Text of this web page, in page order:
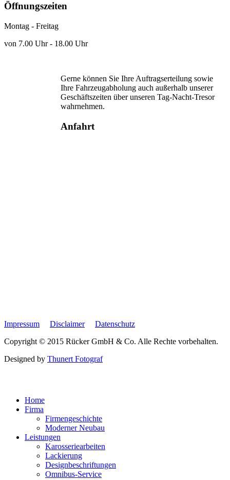
Öffnungszeiten
Montag - Freitag
von 7.00 Uhr - 18.00 Uhr
Gerne können Sie Ihre Auftragserteilung sowie
Ihre Fahrzeugabholung auch außerhalb unserer
Geschäftszeiten über unseren Tag-Nacht-Tresor
wahrnehmen.
Anfahrt
Impressum Disclaimer
Datenschutz
Copyright © 2015 Rücker GmbH & Co. Alle Rechte vorbehalten.
Designed by Thunert Fotograf
Home
Firma
Firmengeschichte
Moderner Neubau
Leistungen
Karosseriearbeiten
Lackierung
Designbeschriftungen
Omnibus-Service